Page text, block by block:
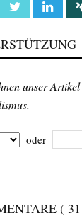
Facebook Twitter
unser
oder
(